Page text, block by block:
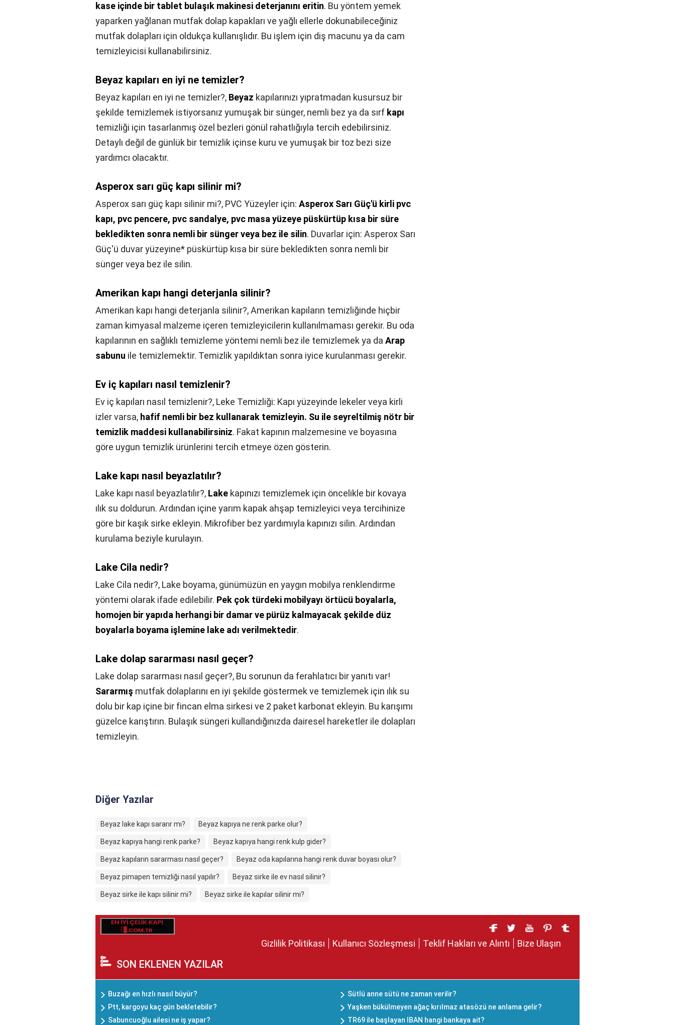
kase içinde bir tablet bulaşık makinesi deterjanını eritin. Bu yöntem yemek
yaparken yağlanan mutfak dolap kapakları ve yağlı ellerle dokunabileceğiniz
mutfak dolapları için oldukça kullanışlıdır. Bu işlem için diş macunu ya da cam
temizleyicisi kullanabilirsiniz.
Beyaz kapıları en iyi ne temizler?
Beyaz kapıları en iyi ne temizler?, Beyaz kapılarınızı yıpratmadan kusursuz bir
şekilde temizlemek istiyorsanız yumuşak bir sünger, nemli bez ya da sırf kapı
temizliği için tasarlanmış özel bezleri gönül rahatlığıyla tercih edebilirsiniz.
Detaylı değil de günlük bir temizlik içinse kuru ve yumuşak bir toz bezi size
yardımcı olacaktır.
Asperox sarı güç kapı silinir mi?
Asperox sarı güç kapı silinir mi?, PVC Yüzeyler için: Asperox Sarı Güç'ü kirli pvc
kapı, pvc pencere, pvc sandalye, pvc masa yüzeye püskürtüp kısa bir süre
bekledikten sonra nemli bir sünger veya bez ile silin. Duvarlar için: Asperox Sarı
Güç'ü duvar yüzeyine* püskürtüp kısa bir süre bekledikten sonra nemli bir
sünger veya bez ile silin.
Amerikan kapı hangi deterjanla silinir?
Amerikan kapı hangi deterjanla silinir?,Amerikan kapıların temizliğinde hiçbir
zaman kimyasal malzeme içeren temizleyicilerin kullanılmaması gerekir. Bu oda
kapılarının en sağlıklı temizleme yöntemi nemli bez ile temizlemek ya da Arap
sabunu ile temizlemektir. Temizlik yapıldıktan sonra iyice kurulanması gerekir.
Ev iç kapıları nasıl temizlenir?
Ev iç kapıları nasıl temizlenir?, Leke Temizliği: Kapı yüzeyinde lekeler veya kirli
izler varsa, hafif nemli bir bez kullanarak temizleyin. Su ile seyreltilmiş nötr bir
temizlik maddesi kullanabilirsiniz. Fakat kapının malzemesine ve boyasına
göre uygun temizlik ürünlerini tercih etmeye özen gösterin.
Lake kapı nasıl beyazlatılır?
Lake kapı nasıl beyazlatılır?, Lake kapınızı temizlemek için öncelikle bir kovaya
ılık su doldurun. Ardından içine yarım kapak ahşap temizleyici veya tercihinize
göre bir kaşık sirke ekleyin. Mikrofiber bez yardımıyla kapınızı silin. Ardından
kurulama beziyle kurulayın.
Lake Cila nedir?
Lake Cila nedir?, Lake boyama, günümüzün en yaygın mobilya renklendirme
yöntemi olarak ifade edilebilir. Pek çok türdeki mobilyayı örtücü boyalarla,
homojen bir yapıda herhangi bir damar ve pürüz kalmayacak şekilde düz
boyalarla boyama işlemine lake adı verilmektedir.
Lake dolap sararması nasıl geçer?
Lake dolap sararması nasıl geçer?, Bu sorunun da ferahlatıcı bir yanıtı var!
Sararmış mutfak dolaplarını en iyi şekilde göstermek ve temizlemek için ılık su
dolu bir kap içine bir fincan elma sirkesi ve 2 paket karbonat ekleyin. Bu karışımı
güzelce karıştırın. Bulaşık süngeri kullandığınızda dairesel hareketler ile dolapları
temizleyin.
Diğer Yazılar
Beyaz lake kapı sararır mı? Beyaz kapıya ne renk parke olur?
Beyaz kapıya hangi renk parke? Beyaz kapıya hangi renk kulp gider?
Beyaz kapıların sararması nasıl geçer? Beyaz oda kapılarına hangi renk duvar boyası olur?
Beyaz pimapen temizliği nasıl yapılır? Beyaz sirke ile ev nasıl silinir?
Beyaz sirke ile kapı silinir mi? Beyaz sirke ile kapılar silinir mi?
Gizlilik Politikası Kullanıcı Sözleşmesi Teklif Hakları ve Alıntı Bize Ulaşın
SON EKLENEN YAZILAR
Buzağı en hızlı nasıl büyür?
Sütlü anne sütü ne zaman verilir?
Ptt, kargoyu kaç gün bekletebilir?
Yaşken bükülmeyen ağaç kırılmaz atasözü ne anlama gelir?
Sabuncuoğlu ailesi ne iş yapar?
TR69 ile başlayan IBAN hangi bankaya ait?